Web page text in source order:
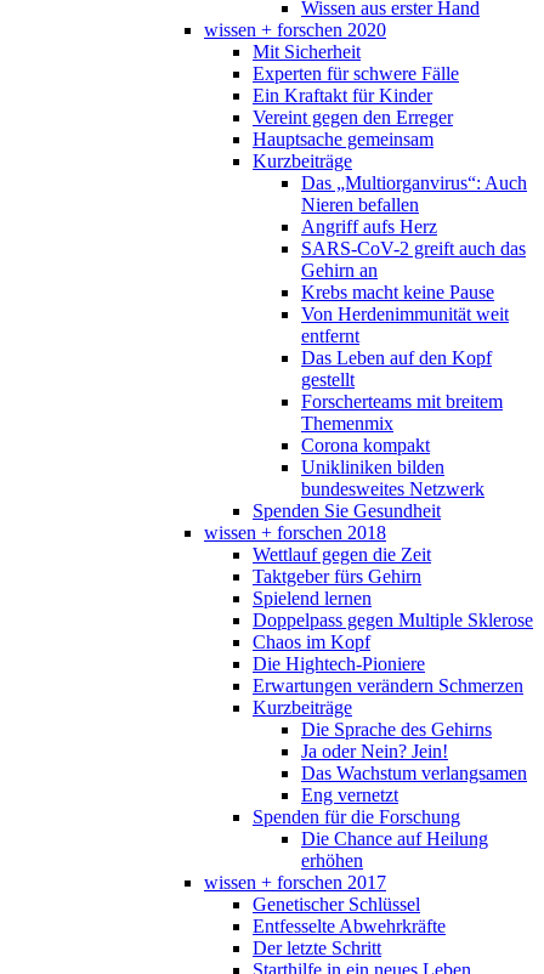
Wissen aus erster Hand
wissen + forschen 2020
Mit Sicherheit
Experten für schwere Fälle
Ein Kraftakt für Kinder
Vereint gegen den Erreger
Hauptsache gemeinsam
Kurzbeiträge
Das „Multiorganvirus“: Auch
Nieren befallen
Angriff aufs Herz
SARS-CoV-2 greift auch das
Gehirn an
Krebs macht keine Pause
Von Herdenimmunität weit
entfernt
Das Leben auf den Kopf
gestellt
Forscherteams mit breitem
Themenmix
Corona kompakt
Unikliniken bilden
bundesweites Netzwerk
Spenden Sie Gesundheit
wissen + forschen 2018
Wettlauf gegen die Zeit
Taktgeber fürs Gehirn
Spielend lernen
Doppelpass gegen Multiple Sklerose
Chaos im Kopf
Die Hightech-Pioniere
Erwartungen verändern Schmerzen
Kurzbeiträge
Die Sprache des Gehirns
Ja oder Nein? Jein!
Das Wachstum verlangsamen
Eng vernetzt
Spenden für die Forschung
Die Chance auf Heilung
erhöhen
wissen + forschen 2017
Genetischer Schlüssel
Entfesselte Abwehrkräfte
Der letzte Schritt
Starthilfe in ein neues Leben